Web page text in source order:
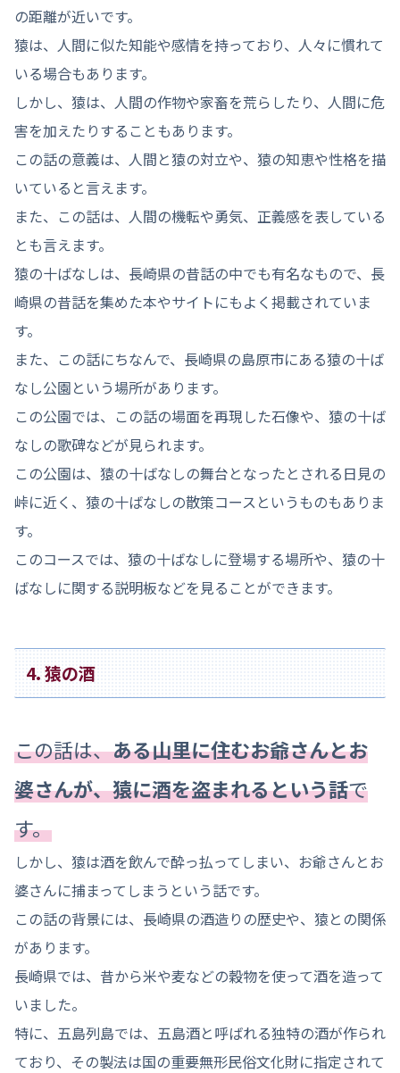
の距離が近いです。
猿は、人間に似た知能や感情を持っており、人々に慣れて
いる場合もあります。
しかし、猿は、人間の作物や家畜を荒らしたり、人間に危
害を加えたりすることもあります。
この話の意義は、人間と猿の対立や、猿の知恵や性格を描
いていると言えます。
また、この話は、人間の機転や勇気、正義感を表している
とも言えます。
猿の十ばなしは、長崎県の昔話の中でも有名なもので、長
崎県の昔話を集めた本やサイトにもよく掲載されていま
す。
また、この話にちなんで、長崎県の島原市にある猿の十ば
なし公園という場所があります。
この公園では、この話の場面を再現した石像や、猿の十ば
なしの歌碑などが見られます。
この公園は、猿の十ばなしの舞台となったとされる日見の
峠に近く、猿の十ばなしの散策コースというものもありま
す。
このコースでは、猿の十ばなしに登場する場所や、猿の十
ばなしに関する説明板などを見ることができます。
4. 猿の酒
この話は、ある山里に住むお爺さんとお
婆さんが、猿に酒を盗まれるという話で
す。
しかし、猿は酒を飲んで酔っ払ってしまい、お爺さんとお
婆さんに捕まってしまうという話です。
この話の背景には、長崎県の酒造りの歴史や、猿との関係
があります。
長崎県では、昔から米や麦などの穀物を使って酒を造って
いました。
特に、五島列島では、五島酒と呼ばれる独特の酒が作られ
ており、その製法は国の重要無形民俗文化財に指定されて